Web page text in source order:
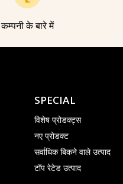
कम्पनी के बारे में
SPECIAL
विशेष प्रोडक्ट्स
नए प्रोडक्ट
सर्वाधिक बिकने वाले उत्पाद
टॉप रेटेड उत्पाद